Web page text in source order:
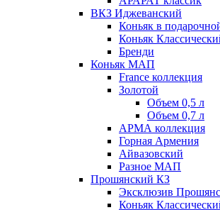
ВКЗ Иджеванский
Коньяк в
Коньяк
Бренди
Коньяк МАП
France коллекция
Золотой
Объем 0,5 л
Объем 0,7 л
АРМА коллекция
Горная Армения
Айвазовский
Разное МАП
Прошянский КЗ
Эксклюзив
Коньяк